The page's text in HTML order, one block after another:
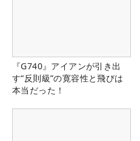
『G740』アイアンが引き出
す“反則級”の寛容性と飛びは
本当だった！